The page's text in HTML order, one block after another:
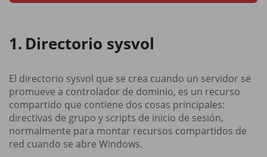
Directorio sysvol
El directorio sysvol que se crea cuando un servidor se
promueve a controlador de dominio, es un recurso
compartido que contiene dos cosas principales:
directivas de grupo y scripts de inicio de sesión,
normalmente para montar recursos compartidos de
red cuando se abre Windows.